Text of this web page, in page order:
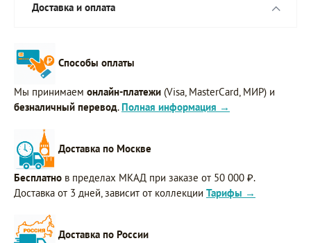
Доставка и оплата
Способы оплаты
Мы принимаем онлайн-платежи (Visa, MasterCard, МИР) и
безналичный перевод. Полная информация →
Доставка по Москве
Бесплатно в пределах МКАД при заказе от 50 000 ₽.
Доставка от 3 дней, зависит от коллекции Тарифы →
Доставка по России